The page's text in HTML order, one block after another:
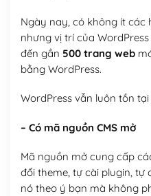
Ngày nay, có không ít các
nhưng vị trí của
đến gần 500 trang web
bằng WordPress.
WordPress vẫn luôn tồn
– Có mã nguồn CMS mở
Mã nguồn mở cung cấp
đổi theme, tự cài plugin, tự
nó theo ý bạn mà không